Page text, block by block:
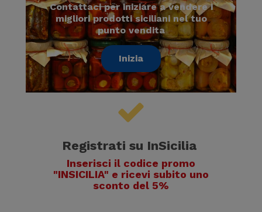
Contattaci per iniziare a vendere i
migliori prodotti siciliani nel tuo
punto vendita
Inizia
Registrati su InSicilia
Inserisci il codice promo
"INSICILIA" e ricevi subito uno
sconto del 5%